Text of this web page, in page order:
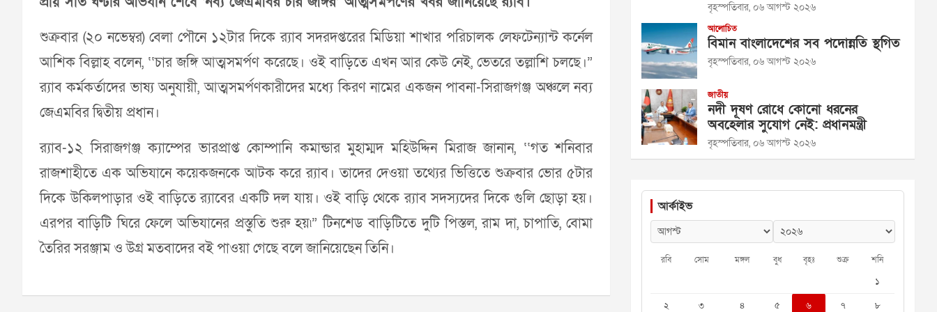
শুক্রবার (২০ নভেম্বর) বেলা পৌনে ১২টার দিকে র‌্যাব সদরদপ্তরের মিডিয়া শাখার পরিচালক লেফটেন্যান্ট কর্নেল
আশিক বিল্লাহ বলেন, ‘‘চার জঙ্গি আত্মসমর্পণ করেছে। ওই বাড়িতে এখন আর কেউ নেই, ভেতরে তল্লাশি চলছে।”
র‌্যাব কর্মকর্তাদের ভাষ্য অনুযায়ী, আত্মসমর্পণকারীদের মধ্যে কিরণ নামের একজন পাবনা-সিরাজগঞ্জ অঞ্চলে নব্য
জেএমবির দ্বিতীয় প্রধান।
র‌্যাব-১২ সিরাজগঞ্জ ক্যাম্পের ভারপ্রাপ্ত কোম্পানি কমান্ডার মুহাম্মদ মহিউদ্দিন মিরাজ জানান, ‘‘গত শনিবার
রাজশাহীতে এক অভিযানে কয়েকজনকে আটক করে র‌্যাব। তাদের দেওয়া তথ্যের ভিত্তিতে শুক্রবার ভোর ৫টার
দিকে উকিলপাড়ার ওই বাড়িতে র‌্যাবের একটি দল যায়। ওই বাড়ি থেকে র‌্যাব সদস্যদের দিকে গুলি ছোড়া হয়।
এরপর বাড়িটি ঘিরে ফেলে অভিযানের প্রস্তুতি শুরু হয়৷” টিনশেড বাড়িটিতে দুটি পিস্তল, রাম দা, চাপাতি, বোমা
তৈরির সরঞ্জাম ও উগ্র মতবাদের বই পাওয়া গেছে বলে জানিয়েছেন তিনি।
বৃহস্পতিবার, ০৬ আগস্ট ২০২৬
আলোচিত
বিমান বাংলাদেশের সব পদোন্নতি স্থগিত
বৃহস্পতিবার, ০৬ আগস্ট ২০২৬
জাতীয়
নদী দূষণ রোধে কোনো ধরনের
অবহেলার সুযোগ নেই: প্রধানমন্ত্রী
বৃহস্পতিবার, ০৬ আগস্ট ২০২৬
আর্কাইভ
রবি সোম মঙ্গল বুধ বৃহঃ শুক্র শনি
১
২
৩ ৪ ৫ ৬ ৭ ৮